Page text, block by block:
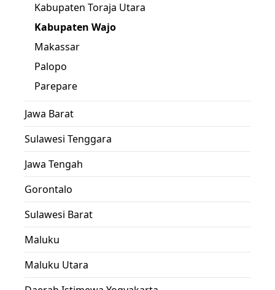
Kabupaten Toraja Utara
Kabupaten Wajo
Makassar
Palopo
Parepare
Jawa Barat
Sulawesi Tenggara
Jawa Tengah
Gorontalo
Sulawesi Barat
Maluku
Maluku Utara